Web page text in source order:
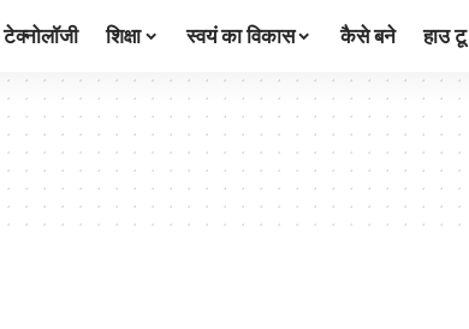
टेक्नोलॉजी शिक्षा स्वयं का विकास कैसे बने हाउ टू